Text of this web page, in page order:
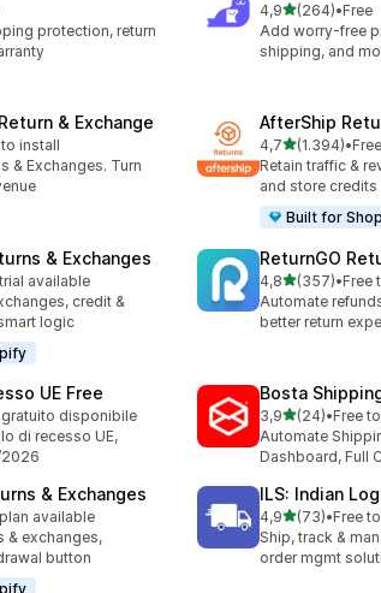
protection, return
4,9stelle su 5
(264)
264 recensioni
•Free
Add worry-free
shipping, and
& Exchange
install
& Exchanges. Turn
AfterShip
4,7stelle su 5
(1.394)
1394 recensioni
•
Retain traffic &
and store credits
Built for
& Exchanges
available
credit &
logic
ReturnGO
4,8stelle su 5
(357)
357 recensioni
•Free
Automate
better return
UE Free
disponibile
di recesso UE,
Bosta
3,9stelle su 5
(24)
24 recensioni
•Free
Automate
Dashboard, Full
& Exchanges
available
& exchanges,
button
ILS: Indian
4,9stelle su 5
(73)
73 recensioni
•Free
Ship, track &
order mgmt